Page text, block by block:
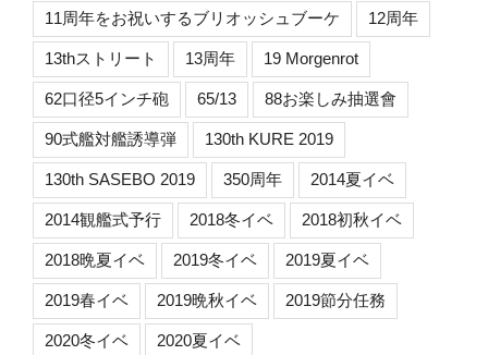
11周年をお祝いするブリオッシュブーケ 12周年
13thストリート 13周年 19 Morgenrot
62口径5インチ砲 65/13 88お楽しみ抽選會
90式艦対艦誘導弾 130th KURE 2019
130th SASEBO 2019 350周年 2014夏イベ
2014観艦式予行 2018冬イベ 2018初秋イベ
2018晩夏イベ 2019冬イベ 2019夏イベ
2019春イベ 2019晩秋イベ 2019節分任務
2020冬イベ 2020夏イベ